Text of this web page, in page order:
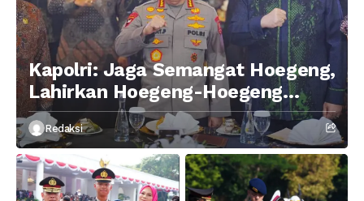
Kapolri: Jaga Semangat Hoegeng,
Lahirkan Hoegeng-Hoegeng
Berikutnya
Redaksi